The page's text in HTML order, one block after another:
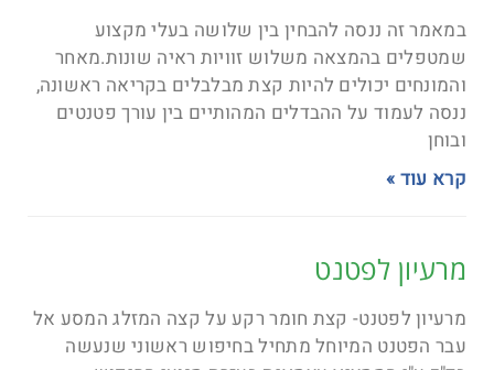
במאמר זה ננסה להבחין בין שלושה בעלי מקצוע
שמטפלים בהמצאה משלוש זוויות ראיה שונות.מאחר
והמונחים יכולים להיות קצת מבלבלים בקריאה ראשונה,
ננסה לעמוד על ההבדלים המהותיים בין עורך פטנטים
ובוחן
קרא עוד »
מרעיון לפטנט
מרעיון לפטנט- קצת חומר רקע על קצה המזלג המסע אל
עבר הפטנט המיוחל מתחיל בחיפוש ראשוני שנעשה